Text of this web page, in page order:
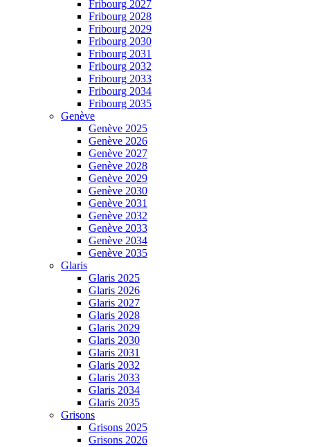
Fribourg 2027
Fribourg 2028
Fribourg 2029
Fribourg 2030
Fribourg 2031
Fribourg 2032
Fribourg 2033
Fribourg 2034
Fribourg 2035
Genève
Genève 2025
Genève 2026
Genève 2027
Genève 2028
Genève 2029
Genève 2030
Genève 2031
Genève 2032
Genève 2033
Genève 2034
Genève 2035
Glaris
Glaris 2025
Glaris 2026
Glaris 2027
Glaris 2028
Glaris 2029
Glaris 2030
Glaris 2031
Glaris 2032
Glaris 2033
Glaris 2034
Glaris 2035
Grisons
Grisons 2025
Grisons 2026